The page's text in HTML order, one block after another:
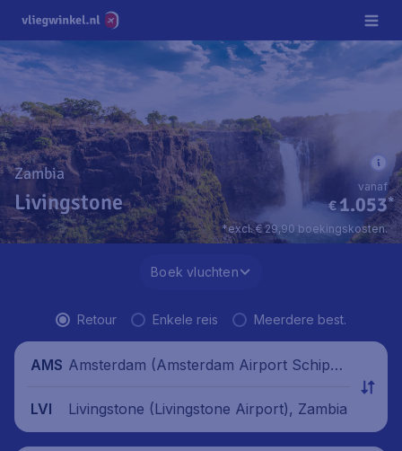
Zambia
Livingstone €1.053*
vanaf
*excl. € 29,90 boekingskosten.
Boek vluchten
Retour Enkele reis Meerdere best.
AMS Amsterdam (Amsterdam Airport Schipho
LVI
Livingstone (Livingstone Airport), Zambia